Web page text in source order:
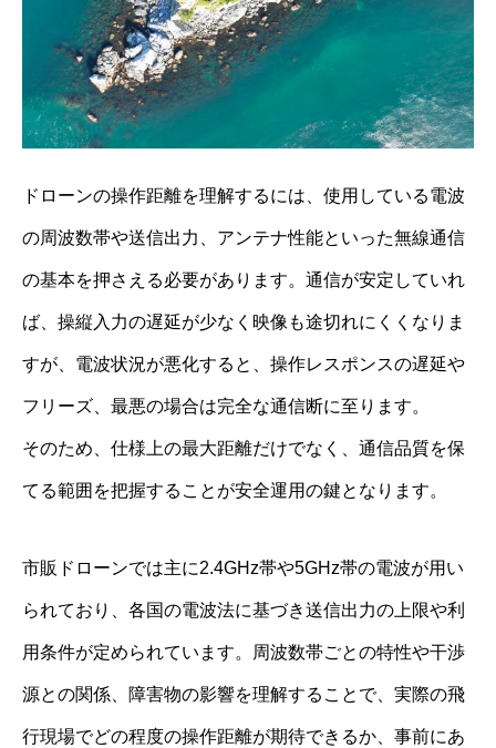
ドローンの操作距離を理解するには、使用している電波
の周波数帯や送信出力、アンテナ性能といった無線通信
の基本を押さえる必要があります。通信が安定していれ
ば、操縦入力の遅延が少なく映像も途切れにくくなりま
すが、電波状況が悪化すると、操作レスポンスの遅延や
フリーズ、最悪の場合は完全な通信断に至ります。
そのため、仕様上の最大距離だけでなく、通信品質を保
てる範囲を把握することが安全運用の鍵となります。
市販ドローンでは主に2.4GHz帯や5GHz帯の電波が用い
られており、各国の電波法に基づき送信出力の上限や利
用条件が定められています。周波数帯ごとの特性や干渉
源との関係、障害物の影響を理解することで、実際の飛
行現場でどの程度の操作距離が期待できるか、事前にあ